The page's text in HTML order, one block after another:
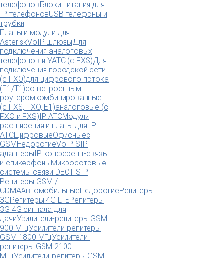
телефоновБлоки питания для
IP телефоновUSB телефоны и
трубки
Платы и модули для
AsteriskVoIP шлюзыДля
подключения аналоговых
телефонов и УАТС (с FXS)Для
подключения городской сети
(с FXO)для цифрового потока
(E1/T1)со встроенным
роутеромкомбинированные
(c FXS, FXO, E1)аналоговые (с
FXO и FXS)IP АТСМодули
расширения и платы для IP
АТСЦифровыеОфисныес
GSMНедорогиеVoIP SIP
адаптерыIP конференц-связь
и спикерфоныМикросотовые
системы связи DECT SIP
Репитеры GSM /
CDMAАвтомобильныеНедорогиеРепитеры
3GРепитеры 4G LTEРепитеры
3G 4G сигнала для
дачиУсилители-репитеры GSM
900 МГцУсилители-репитеры
GSM 1800 МГцУсилители-
репитеры GSM 2100
МГцУсилители-репитеры GSM